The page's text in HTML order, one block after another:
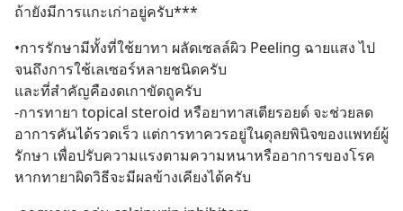
ถ้ายังมีการแกะเก่าอยู่ครับ***
•การรักษามีทั้งที่ใช้ยาทา ผลัดเซลล์ผิว Peeling ฉายแสง ไป
จนถึงการใช้เลเซอร์หลายชนิดครับ
และที่สำคัญคืองดเกาขัดถูครับ
-การทายา topical steroid หรือยาทาสเตียรอยด์ จะช่วยลด
อาการคันได้รวดเร็ว แต่การทาควรอยู่ในดุลยพินิจของแพทย์ผู้
รักษา เพื่อปรับความแรงตามความหนาหรืออาการของโรค
หากทายาผิดวิธีจะมีผลข้างเคียงได้ครับ